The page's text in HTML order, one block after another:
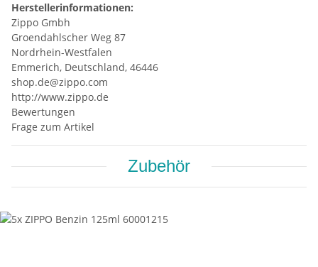
Herstellerinformationen:
Zippo Gmbh
Groendahlscher Weg 87
Nordrhein-Westfalen
Emmerich, Deutschland, 46446
shop.de@zippo.com
http://www.zippo.de
Bewertungen
Frage zum Artikel
Zubehör